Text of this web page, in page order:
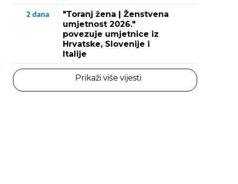
2 dana
"Toranj žena | Ženstvena
umjetnost 2026."
povezuje umjetnice iz
Hrvatske, Slovenije i
Italije
Prikaži više vijesti